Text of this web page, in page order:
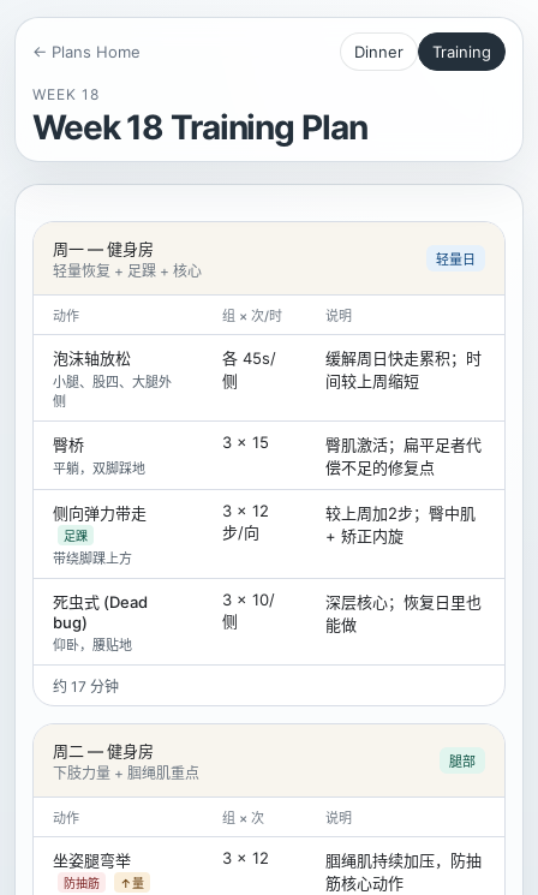
← Plans Home Dinner Training
WEEK 18
Week 18 Training Plan
周一 — 健身房
轻量恢复 + 足踝 + 核心
轻量日
动作 组 × 次/时 说明
泡沫轴放松
小腿、股四、大腿外
侧
各 45s/
侧
缓解周日快走累积；时
间较上周缩短
臀桥
平躺，双脚踩地
3 × 15
臀肌激活；扁平足者代
偿不足的修复点
侧向弹力带走
足踝
带绕脚踝上方
3 × 12
步/向
较上周加2步；臀中肌
+ 矫正内旋
死虫式 (Dead
bug)
仰卧，腰贴地
3 × 10/
侧
深层核心；恢复日里也
能做
约 17 分钟
周二 — 健身房
下肢力量 + 腘绳肌重点
腿部
动作 组 × 次 说明
坐姿腿弯举
防抽筋 ↑量
3 × 12
腘绳肌持续加压，防抽
筋核心动作